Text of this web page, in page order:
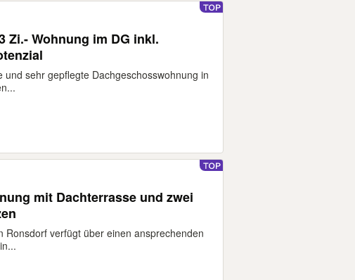
Zi.- Wohnung im DG inkl.
und sehr gepflegte Dachgeschosswohnung in
mit Dachterrasse und zwei
Ronsdorf verfügt über einen ansprechenden